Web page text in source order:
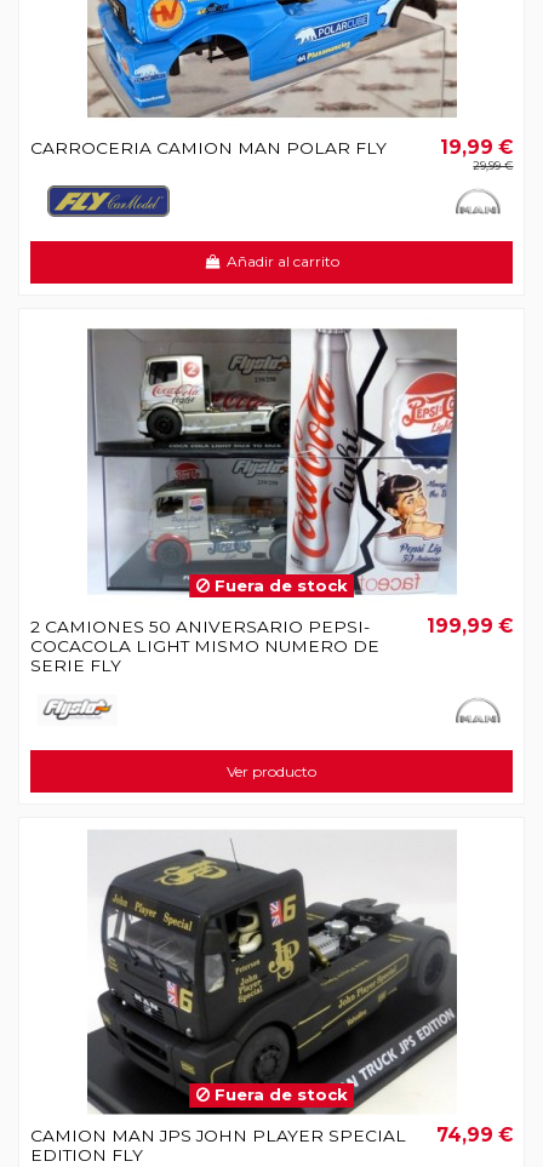
CARROCERIA CAMION MAN POLAR FLY 19,99 €
29,99 €
Añadir al carrito
Fuera de stock
2 CAMIONES 50 ANIVERSARIO PEPSI-
COCACOLA LIGHT MISMO NUMERO DE
SERIE FLY
199,99 €
Ver producto
Fuera de stock
CAMION MAN JPS JOHN PLAYER SPECIAL
EDITION FLY
74,99 €